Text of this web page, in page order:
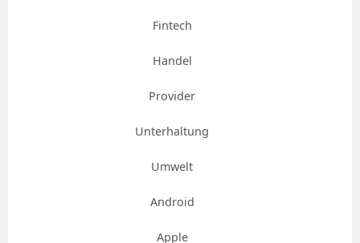
Fintech
Handel
Provider
Unterhaltung
Umwelt
Android
Apple